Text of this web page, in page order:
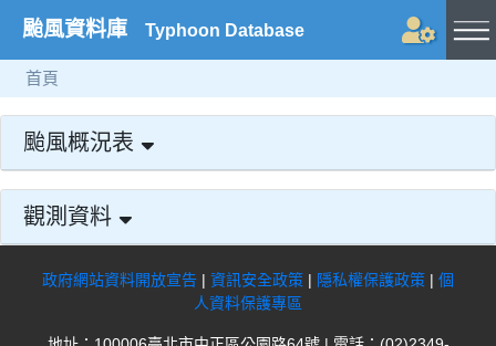
颱風資料庫 Typhoon Database
首頁
颱風概況表
觀測資料
政府網站資料開放宣告 | 資訊安全政策 | 隱私權保護政策 | 個
人資料保護專區